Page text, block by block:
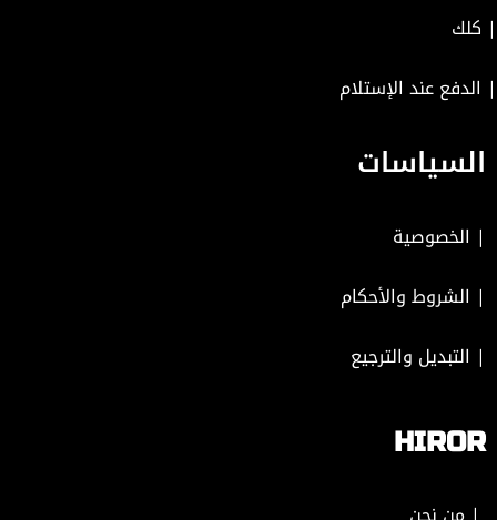
| كلك
| الدفع عند الإستلام
السياسات
| الخصوصية
| الشروط والأحكام
| التبديل والترجيع
HIROR